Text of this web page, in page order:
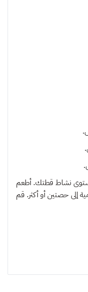
نشاط قطتك. أطعم
إلى حصتين أو أكثر. قم